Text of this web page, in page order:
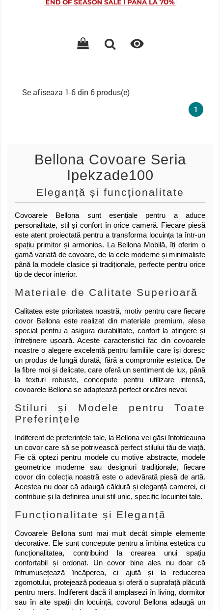

Se afiseaza 1-6 din 6 produs(e)
1
Bellona Covoare Seria
Ipekzade100
Eleganță și funcționalitate
Covoarele Bellona sunt esențiale pentru a aduce
personalitate, stil și confort în orice cameră. Fiecare piesă
este atent proiectată pentru a transforma locuința ta într-un
spațiu primitor și armonios. La Bellona Mobilă, îți oferim o
gamă variată de covoare, de la cele moderne și minimaliste
până la modele clasice și tradiționale, perfecte pentru orice
tip de decor interior.
Materiale de Calitate Superioară
Calitatea este prioritatea noastră, motiv pentru care fiecare
covor Bellona este realizat din materiale premium, alese
special pentru a asigura durabilitate, confort la atingere și
întreținere ușoară. Aceste caracteristici fac din covoarele
noastre o alegere excelentă pentru familiile care își doresc
un produs de lungă durată, fără a compromite estetica. De
la fibre moi și delicate, care oferă un sentiment de lux, până
la texturi robuste, concepute pentru utilizare intensă,
covoarele Bellona se adaptează perfect oricărei nevoi.
Stiluri și Modele pentru Toate
Preferințele
Indiferent de preferințele tale, la Bellona vei găsi întotdeauna
un covor care să se potrivească perfect stilului tău de viață.
Fie că optezi pentru modele cu motive abstracte, modele
geometrice moderne sau designuri tradiționale, fiecare
covor din colecția noastră este o adevărată piesă de artă.
Acestea nu doar că adaugă căldură și eleganță camerei, ci
contribuie și la definirea unui stil unic, specific locuinței tale.
Funcționalitate și Eleganță
Covoarele Bellona sunt mai mult decât simple elemente
decorative. Ele sunt concepute pentru a îmbina estetica cu
funcționalitatea, contribuind la crearea unui spațiu
confortabil și ordonat. Un covor bine ales nu doar că
înfrumusețează încăperea, ci ajută și la reducerea
zgomotului, protejează podeaua și oferă o suprafață plăcută
pentru mers. Indiferent dacă îl amplasezi în living, dormitor
sau în alte spații din locuință, covorul Bellona adaugă un